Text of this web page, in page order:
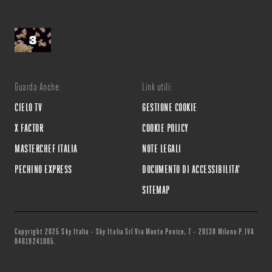
Guarda Anche:
CIELO TV
X FACTOR
MASTERCHEF ITALIA
PECHINO EXPRESS
Link utili:
GESTIONE COOKIE
COOKIE POLICY
NOTE LEGALI
DOCUMENTO DI ACCESSIBILITA'
SITEMAP
Copyright 2025 Sky Italia - Sky Italia Srl Via Monte Penice, 7 - 20138 Milano P.IVA
04619241005.